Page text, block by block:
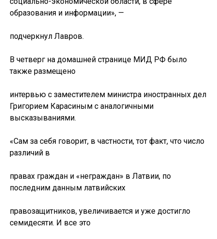
образования и информации», —
подчеркнул Лавров.
В четверг на домашней странице МИД РФ было
также размещено
интервью с заместителем министра иностранных дел
Григорием Карасиным c аналогичными
высказываниями.
«Сам за себя говорит, в частности, тот факт, что число
различий в
правах граждан и «неграждан» в Латвии, по
последним данным латвийских
правозащитников, увеличивается и уже достигло
семидесяти. И все это